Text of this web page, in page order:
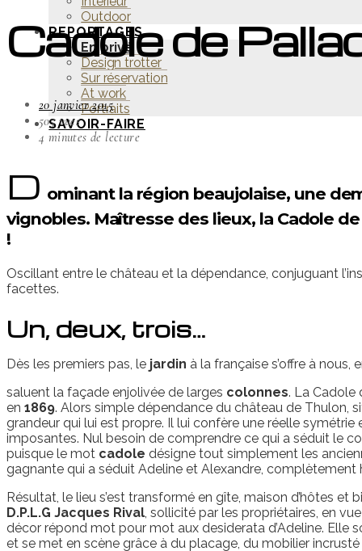
Outdoor
REPORTAGES
En privé
Design trotter
Sur réservation
At work
Portraits
SAVOIR-FAIRE
Cadole de
20 janvier 2015
505 vues
4 minutes de lecture
D ominant la région beaujolaise, une
vignobles. Maîtresse des lieux, la Cadole
!
Oscillant entre le château et la dépendance, conjuguant
facettes.
Un, deux, trois…
Dès les premiers pas, le jardin à la française s’offre à nous,
saluent la façade enjolivée de larges colonnes. La Cadole
en 1869. Alors simple dépendance du château de Thulon,
grandeur qui lui est propre. Il lui confère une réelle symétrie
imposantes. Nul besoin de comprendre ce qui a séduit le
puisque le mot cadole désigne tout simplement les
gagnante qui a séduit Adeline et Alexandre,
Résultat, le lieu s’est transformé en gîte, maison d’hôtes
D.P.L.G Jacques Rival, sollicité par les propriétaires, en
décor répond mot pour mot aux desiderata d’Adeline. Elle
et se met en scène grâce à du placage, du mobilier